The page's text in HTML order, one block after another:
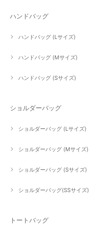
ハンドバッグ
ハンドバッグ (Lサイズ)
ハンドバッグ (Mサイズ)
ハンドバッグ (Sサイズ)
ショルダーバッグ
ショルダーバッグ (Lサイズ)
ショルダーバッグ (Mサイズ)
ショルダーバッグ (Sサイズ)
ショルダーバッグ(SSサイズ)
トートバッグ